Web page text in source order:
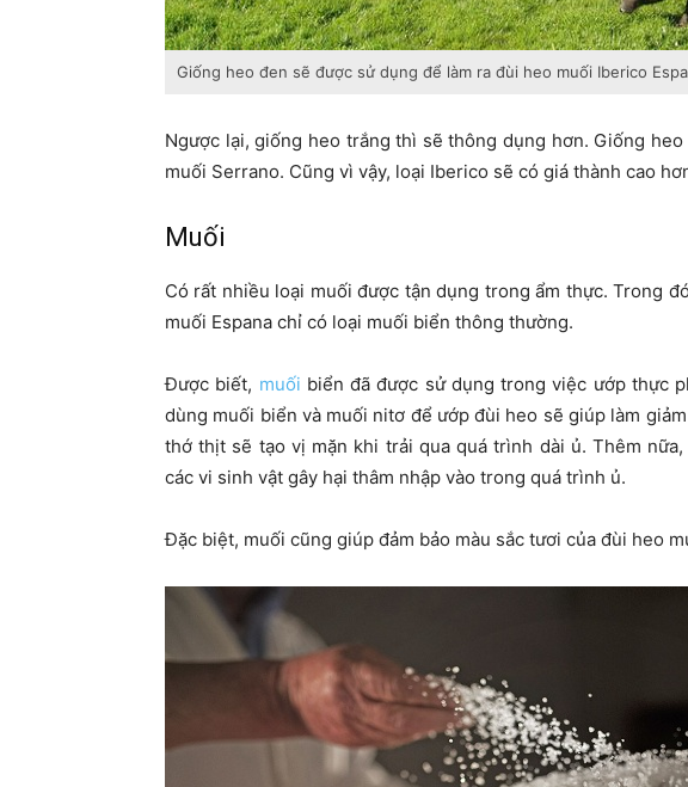
Giống heo đen sẽ được sử dụng để làm ra đùi heo muối Iberico
Ngược lại, giống heo trắng thì sẽ thông dụng hơn. Giống
muối Serrano. Cũng vì vậy, loại Iberico sẽ có giá thành cao
Muối
Có rất nhiều loại muối được tận dụng trong ẩm thực. Trong
muối Espana chỉ có loại muối biển thông thường.
Được biết, muối biển đã được sử dụng trong việc ướp thực
dùng muối biển và muối nitơ để ướp đùi heo sẽ giúp làm
thớ thịt sẽ tạo vị mặn khi trải qua quá trình dài ủ. Thêm
các vi sinh vật gây hại thâm nhập vào trong quá trình ủ.
Đặc biệt, muối cũng giúp đảm bảo màu sắc tươi của đùi heo